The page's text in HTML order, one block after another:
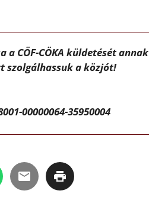
CÖF-CÖKA küldetését annak
szolgálhassuk a közjót!
00000064-35950004